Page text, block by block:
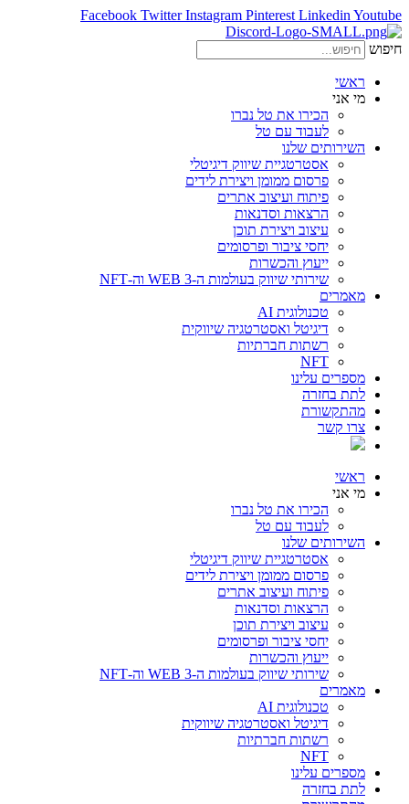
Facebook Twitter Instagram Pinterest Linkedin Youtube
חיפוש
ראשי
מי אני
הכירו את טל נברו
לעבוד עם טל
השירותים שלנו
אסטרטגיית שיווק דיגיטלי
פרסום ממומן ויצירת לידים
פיתוח ועיצוב אתרים
הרצאות וסדנאות
עיצוב ויצירת תוכן
יחסי ציבור ופרסומים
ייעוץ והכשרות
שירותי שיווק בעולמות ה-WEB 3 וה-NFT
מאמרים
טכנולוגית AI
דיגיטל ואסטרטגיה שיווקית
רשתות חברתיות
NFT
מספרים עלינו
לתת בחזרה
מהתקשורת
צרו קשר
ראשי
מי אני
הכירו את טל נברו
לעבוד עם טל
השירותים שלנו
אסטרטגיית שיווק דיגיטלי
פרסום ממומן ויצירת לידים
פיתוח ועיצוב אתרים
הרצאות וסדנאות
עיצוב ויצירת תוכן
יחסי ציבור ופרסומים
ייעוץ והכשרות
שירותי שיווק בעולמות ה-WEB 3 וה-NFT
מאמרים
טכנולוגית AI
דיגיטל ואסטרטגיה שיווקית
רשתות חברתיות
NFT
מספרים עלינו
לתת בחזרה